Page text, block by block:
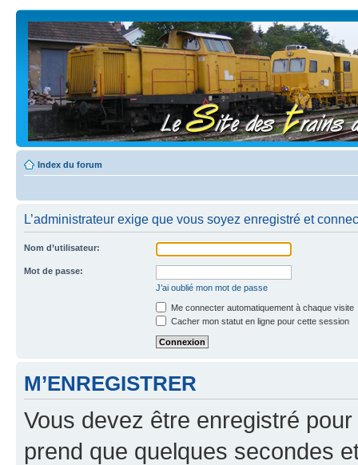
Index du forum
L’administrateur exige que vous soyez enregistré et
Nom d’utilisateur:
Mot de passe:
J’ai oublié mon mot de passe
Me connecter automatiquement à chaque visite
Cacher mon statut en ligne pour cette session
M’ENREGISTRER
Vous devez être enregistré
prend que quelques secondes